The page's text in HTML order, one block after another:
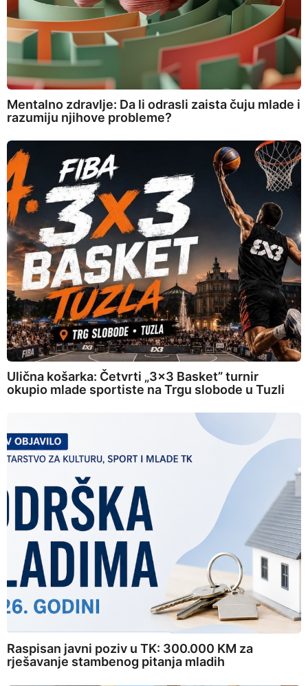
Mentalno zdravlje: Da li odrasli zaista čuju mlade i
razumiju njihove probleme?
Ulična košarka: Četvrti „3×3 Basket” turnir
okupio mlade sportiste na Trgu slobode u Tuzli
Raspisan javni poziv u TK: 300.000 KM za
rješavanje stambenog pitanja mladih